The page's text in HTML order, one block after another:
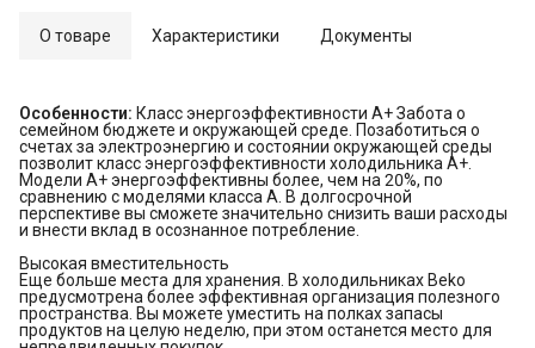
О товаре Характеристики Документы
Особенности: Класс энергоэффективности А+ Забота о
семейном бюджете и окружающей среде. Позаботиться о
счетах за электроэнергию и состоянии окружающей среды
позволит класс энергоэффективности холодильника А+.
Модели А+ энергоэффективны более, чем на 20%, по
сравнению с моделями класса А. В долгосрочной
перспективе вы сможете значительно снизить ваши расходы
и внести вклад в осознанное потребление.
Высокая вместительность
Еще больше места для хранения. В холодильниках Beko
предусмотрена более эффективная организация полезного
пространства. Вы можете уместить на полках запасы
продуктов на целую неделю, при этом останется место для